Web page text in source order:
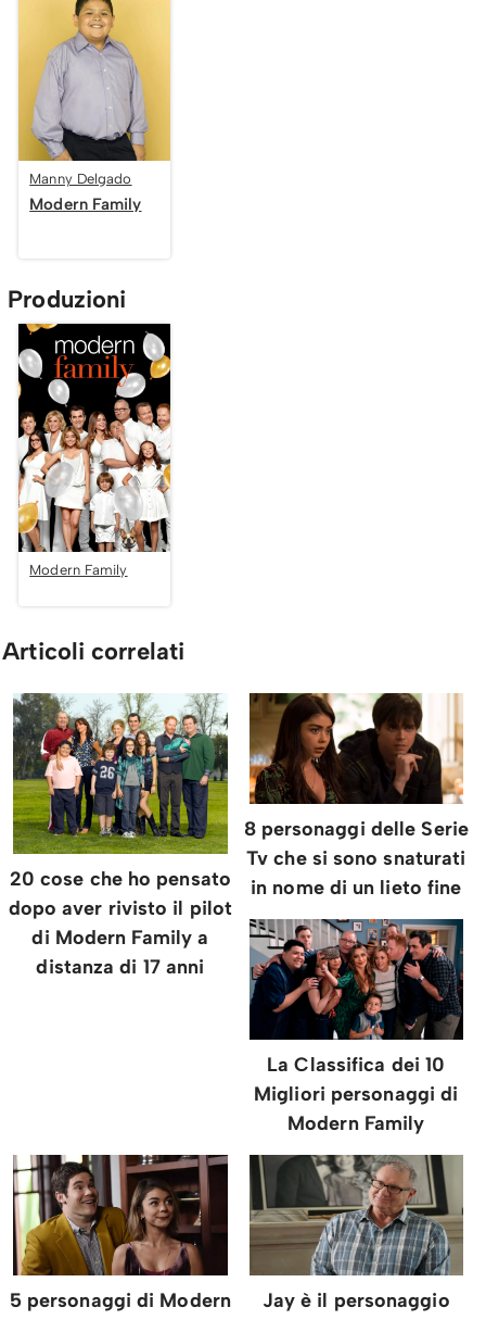
Manny Delgado
Modern Family
Produzioni
Modern Family
Articoli correlati
20 cose che ho pensato
dopo aver rivisto il pilot
di Modern Family a
distanza di 17 anni
8 personaggi delle Serie
Tv che si sono snaturati
in nome di un lieto fine
La Classifica dei 10
Migliori personaggi di
Modern Family
5 personaggi di Modern
Jay è il personaggio